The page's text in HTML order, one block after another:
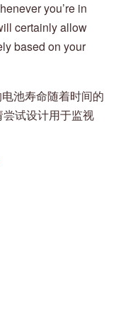
you’re in
certainly allow
based on your
池寿命随着时间的
试设计用于监视